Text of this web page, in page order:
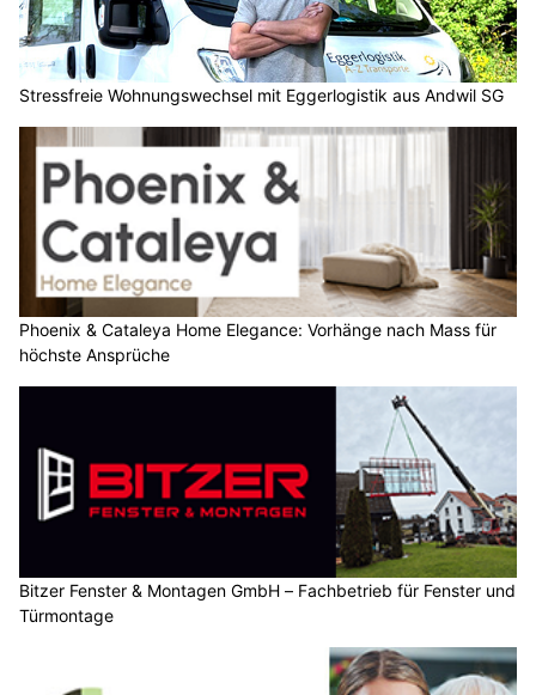
Stressfreie Wohnungswechsel mit Eggerlogistik aus Andwil SG
Phoenix & Cataleya Home Elegance: Vorhänge nach Mass für
höchste Ansprüche
Bitzer Fenster & Montagen GmbH – Fachbetrieb für Fenster und
Türmontage